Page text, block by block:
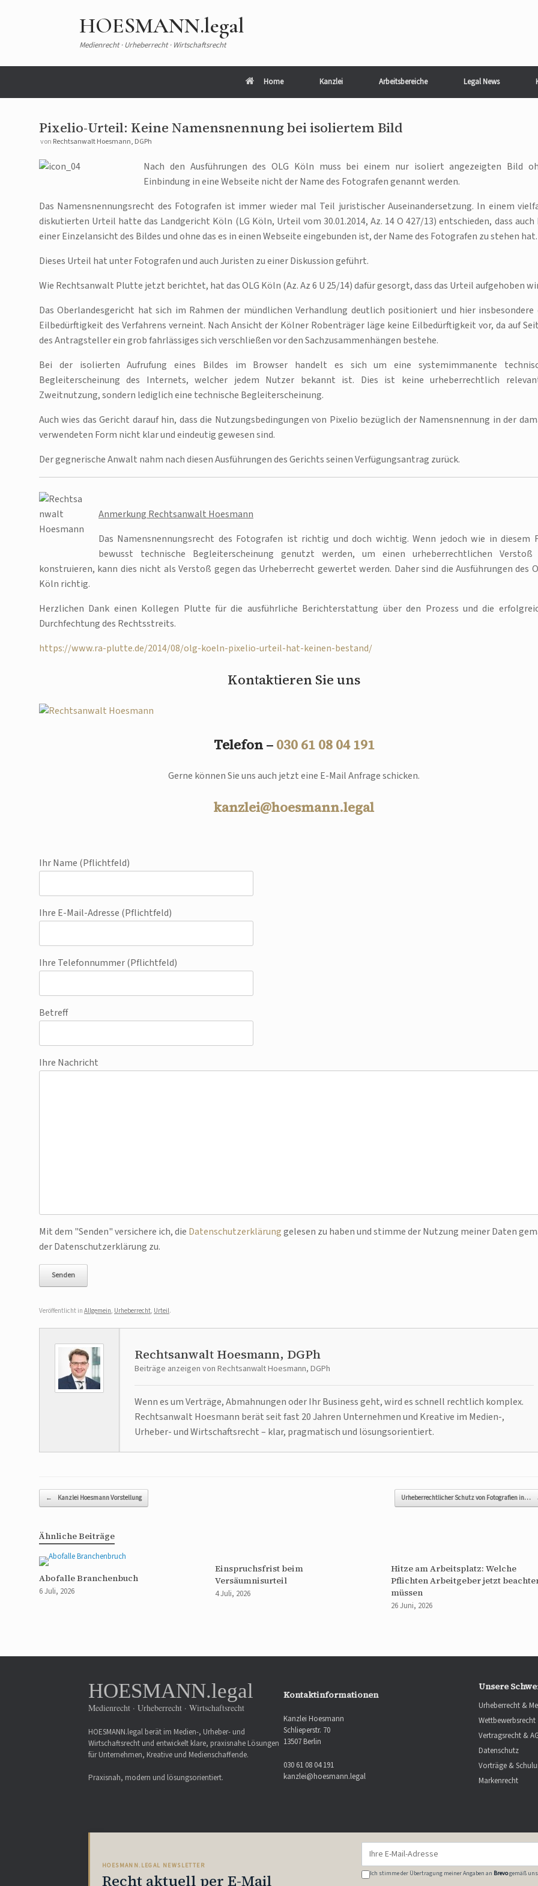
HOESMANN.legal
Medienrecht · Urheberrecht · Wirtschaftsrecht
Home Kanzlei Arbeitsbereiche Legal News
Pixelio-Urteil: Keine Namensnennung bei isoliertem Bild
von Rechtsanwalt Hoesmann, DGPh
Nach den Ausführungen des OLG Köln muss bei einem nur isoliert angezeigten Bild
Einbindung in eine Webseite nicht der Name des Fotografen genannt werden.
Das Namensnennungsrecht des Fotografen ist immer wieder mal Teil juristischer Auseinandersetzung. In einem
diskutierten Urteil hatte das Landgericht Köln (LG Köln, Urteil vom 30.01.2014, Az. 14 O 427/13) entschieden, dass auch
einer Einzelansicht des Bildes und ohne das es in einen Webseite eingebunden ist, der Name des Fotografen zu stehen hat.
Dieses Urteil hat unter Fotografen und auch Juristen zu einer Diskussion geführt.
Wie Rechtsanwalt Plutte jetzt berichtet, hat das OLG Köln (Az. Az 6 U 25/14) dafür gesorgt, dass das Urteil aufgehoben
Das Oberlandesgericht hat sich im Rahmen der mündlichen Verhandlung deutlich positioniert und hier insbesondere
Eilbedürftigkeit des Verfahrens verneint. Nach Ansicht der Kölner Robenträger läge keine Eilbedürftigkeit vor, da auf
des Antragsteller ein grob fahrlässiges sich verschließen vor den Sachzusammenhängen bestehe.
Bei der isolierten Aufrufung eines Bildes im Browser handelt es sich um eine systemimmanente
Begleiterscheinung des Internets, welcher jedem Nutzer bekannt ist. Dies ist keine urheberrechtlich
Zweitnutzung, sondern lediglich eine technische Begleiterscheinung.
Auch wies das Gericht darauf hin, dass die Nutzungsbedingungen von Pixelio bezüglich der Namensnennung in der
verwendeten Form nicht klar und eindeutig gewesen sind.
Der gegnerische Anwalt nahm nach diesen Ausführungen des Gerichts seinen Verfügungsantrag zurück.
Anmerkung Rechtsanwalt Hoesmann
Das Namensnennungsrecht des Fotografen ist richtig und doch wichtig. Wenn jedoch wie in diesem
bewusst technische Begleiterscheinung genutzt werden, um einen urheberrechtlichen Verstoß
konstruieren, kann dies nicht als Verstoß gegen das Urheberrecht gewertet werden. Daher sind die Ausführungen des
Köln richtig.
Herzlichen Dank einen Kollegen Plutte für die ausführliche Berichterstattung über den Prozess und die
Durchfechtung des Rechtsstreits.
https://www.ra-plutte.de/2014/08/olg-koeln-pixelio-urteil-hat-keinen-bestand/
Kontaktieren Sie uns
Telefon – 030 61 08 04 191
Gerne können Sie uns auch jetzt eine E-Mail Anfrage schicken.
kanzlei@hoesmann.legal
Ihr Name (Pflichtfeld)
Ihre E-Mail-Adresse (Pflichtfeld)
Ihre Telefonnummer (Pflichtfeld)
Betreff
Ihre Nachricht
Bitte lasse dieses Feld leer.
Mit dem "Senden" versichere ich, die Datenschutzerklärunggelesen zu haben und stimme der Nutzung meiner Daten
der Datenschutzerklärung zu.
Veröffentlicht in Allgemein, Urheberrecht, Urteil.
Rechtsanwalt Hoesmann, DGPh
Beiträge anzeigen von Rechtsanwalt Hoesmann, DGPh
Wenn es um Verträge, Abmahnungen oder Ihr Business geht, wird es schnell rechtlich komplex.
Rechtsanwalt Hoesmann berät seit fast 20 Jahren Unternehmen und Kreative im Medien-,
Urheber- und Wirtschaftsrecht – klar, pragmatisch und lösungsorientiert.
Beitragsnavigation
← Kanzlei Hoesmann Vorstellung Urheberrechtlicher Schutz von Fotografien in…
Ähnliche Beiträge
Abofalle Branchenbuch
6 Juli, 2026
Einspruchsfrist beim
Versäumnisurteil
4 Juli, 2026
Hitze am Arbeitsplatz: Welche
Pflichten Arbeitgeber jetzt
müssen
26 Juni, 2026
HOESMANN.legal
Medienrecht · Urheberrecht · Wirtschaftsrecht
HOESMANN.legal berät im Medien-, Urheber- und
Wirtschaftsrecht und entwickelt klare, praxisnahe Lösungen
für Unternehmen, Kreative und Medienschaffende.
Praxisnah, modern und lösungsorientiert.
Kontaktinformationen
Kanzlei Hoesmann
Schlieperstr. 70
13507 Berlin
030 61 08 04 191
kanzlei@hoesmann.legal
Unsere
Urheberrecht &
Wettbewerbsrecht
Vertragsrecht &
Datenschutz
Vorträge &
Markenrecht
HOESMANN.LEGAL NEWSLETTER
Recht aktuell per E-Mail Ich stimme der Übertragung meiner Angaben an Brevogemäß